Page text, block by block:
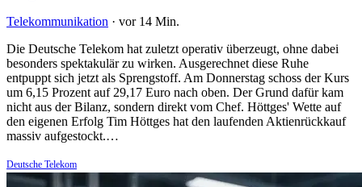
Telekommunikation · vor 14 Min.
Die Deutsche Telekom hat zuletzt operativ überzeugt, ohne dabei
besonders spektakulär zu wirken. Ausgerechnet diese Ruhe
entpuppt sich jetzt als Sprengstoff. Am Donnerstag schoss der Kurs
um 6,15 Prozent auf 29,17 Euro nach oben. Der Grund dafür kam
nicht aus der Bilanz, sondern direkt vom Chef. Höttges' Wette auf
den eigenen Erfolg Tim Höttges hat den laufenden Aktienrückkauf
massiv aufgestockt.…
Deutsche Telekom